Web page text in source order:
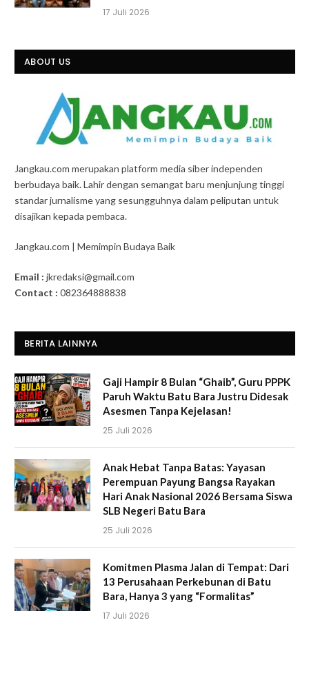
17 Juli 2026
ABOUT US
Jangkau.com merupakan platform media siber independen
berbudaya baik. Lahir dengan semangat baru menjunjung tinggi
standar jurnalisme yang sesungguhnya dalam peliputan untuk
disajikan kepada pembaca.
Jangkau.com | Memimpin Budaya Baik
Email : jkredaksi@gmail.com
Contact : 082364888838
BERITA LAINNYA
Gaji Hampir 8 Bulan “Ghaib”, Guru PPPK
Paruh Waktu Batu Bara Justru Didesak
Asesmen Tanpa Kejelasan!
25 Juli 2026
Anak Hebat Tanpa Batas: Yayasan
Perempuan Payung Bangsa Rayakan
Hari Anak Nasional 2026 Bersama Siswa
SLB Negeri Batu Bara
25 Juli 2026
Komitmen Plasma Jalan di Tempat: Dari
13 Perusahaan Perkebunan di Batu
Bara, Hanya 3 yang “Formalitas”
17 Juli 2026